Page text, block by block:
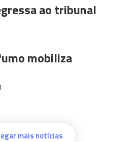
ao tribunal
mobiliza
mais notícias